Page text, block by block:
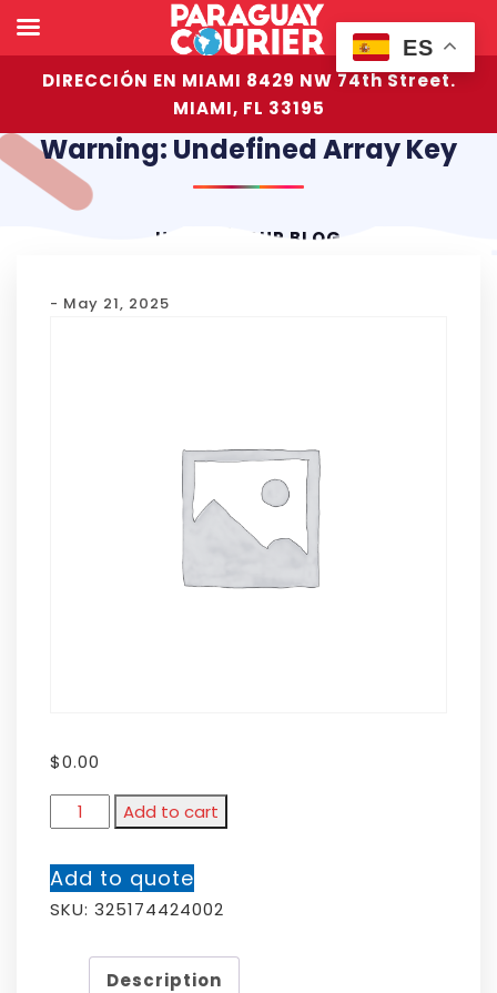
DIRECCIÓN EN MIAMI 8429 NW 74th Street.
MIAMI, FL 33195
Warning: Undefined Array Key
HOME OUR BLOG
- May 21, 2025
$0.00
Add to cart
Add to quote
SKU: 325174424002
Description
ES